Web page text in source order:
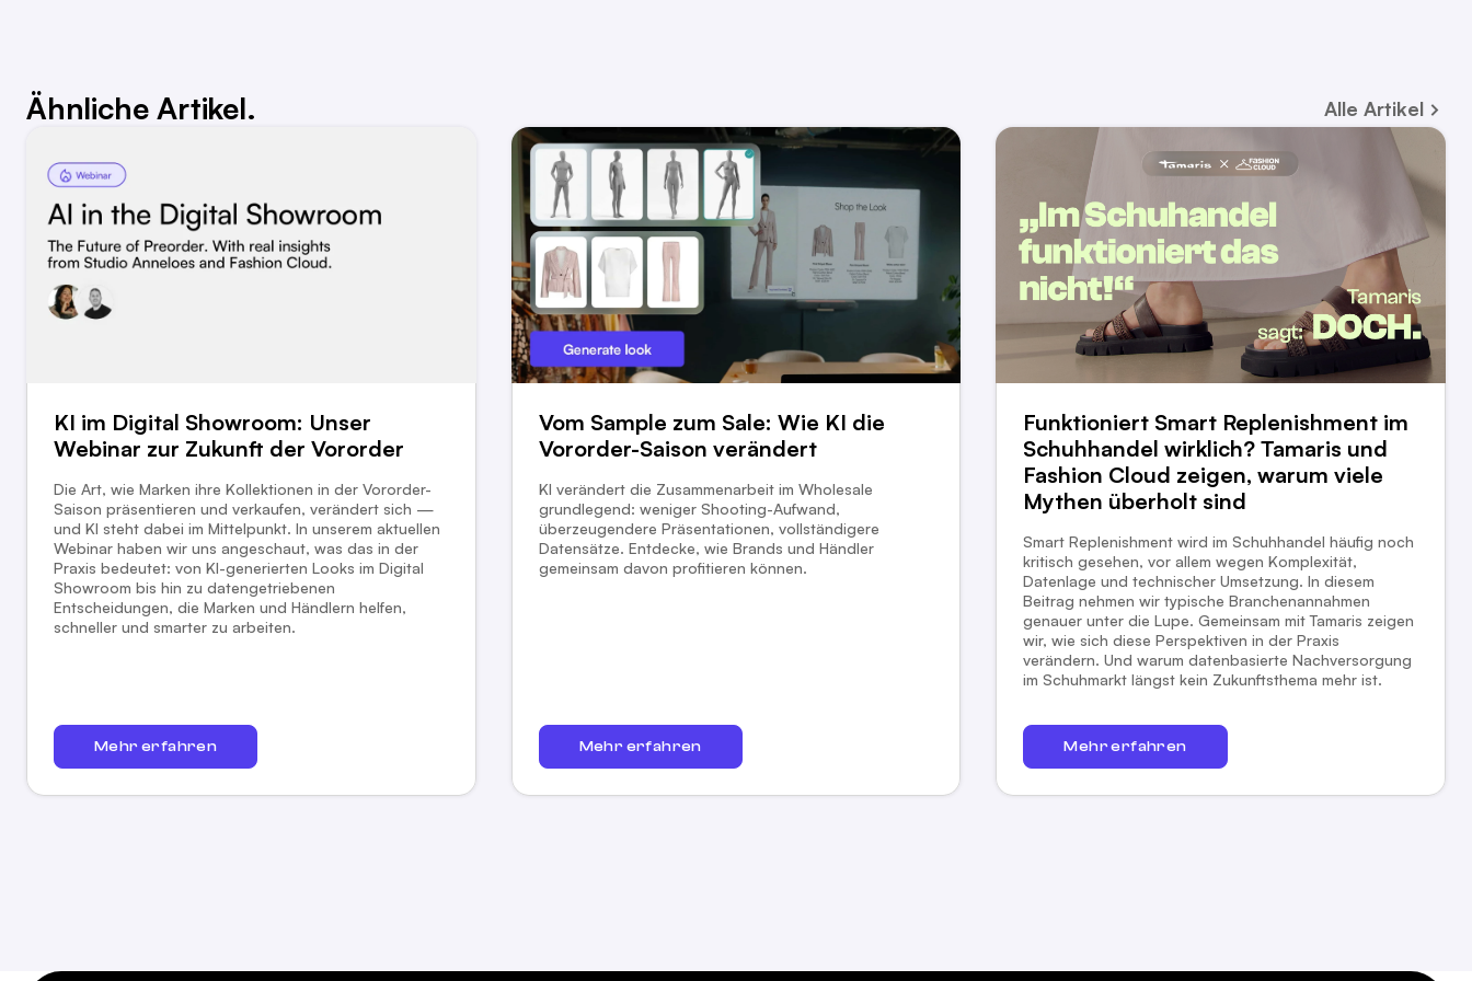
Ähnliche Artikel. Alle Artikel
KI im Digital Showroom: Unser
Webinar zur Zukunft der Vororder
Die Art, wie Marken ihre Kollektionen in der Vororder-
Saison präsentieren und verkaufen, verändert sich —
und KI steht dabei im Mittelpunkt. In unserem aktuellen
Webinar haben wir uns angeschaut, was das in der
Praxis bedeutet: von KI-generierten Looks im Digital
Showroom bis hin zu datengetriebenen
Entscheidungen, die Marken und Händlern helfen,
schneller und smarter zu arbeiten.
Mehr erfahren
Vom Sample zum Sale: Wie KI die
Vororder-Saison verändert
KI verändert die Zusammenarbeit im Wholesale
grundlegend: weniger Shooting-Aufwand,
überzeugendere Präsentationen, vollständigere
Datensätze. Entdecke, wie Brands und Händler
gemeinsam davon profitieren können.
Mehr erfahren
Funktioniert Smart Replenishment im
Schuhhandel wirklich? Tamaris und
Fashion Cloud zeigen, warum viele
Mythen überholt sind
Smart Replenishment wird im Schuhhandel häufig noch
kritisch gesehen, vor allem wegen Komplexität,
Datenlage und technischer Umsetzung. In diesem
Beitrag nehmen wir typische Branchenannahmen
genauer unter die Lupe. Gemeinsam mit Tamaris zeigen
wir, wie sich diese Perspektiven in der Praxis
verändern. Und warum datenbasierte Nachversorgung
im Schuhmarkt längst kein Zukunftsthema mehr ist.
Mehr erfahren